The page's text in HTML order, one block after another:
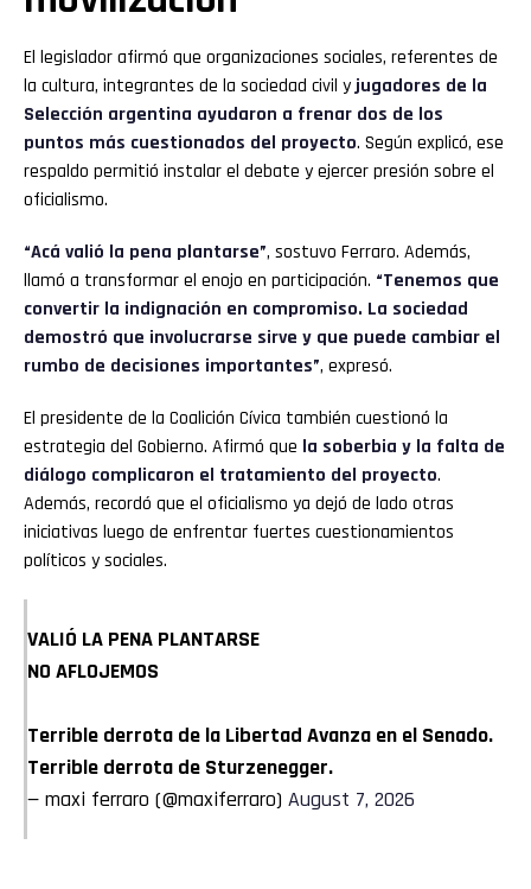
El legislador afirmó que organizaciones sociales, referentes de
la cultura, integrantes de la sociedad civil yjugadores de la
Selección argentina ayudaron a frenar dos de los
puntos más cuestionados del proyecto. Según explicó, ese
respaldo permitió instalar el debate y ejercer presión sobre el
oficialismo.
“Acá valió la pena plantarse”, sostuvo Ferraro. Además,
llamó a transformar el enojo en participación. “Tenemos que
convertir la indignación en compromiso. La sociedad
demostró que involucrarse sirve y que puede cambiar el
rumbo de decisiones importantes”, expresó.
El presidente de la Coalición Cívica también cuestionó la
estrategia del Gobierno. Afirmó que la soberbia y la falta de
diálogo complicaron el tratamiento del proyecto.
Además, recordó que el oficialismo ya dejó de lado otras
iniciativas luego de enfrentar fuertes cuestionamientos
políticos y sociales.
VALIÓ LA PENA PLANTARSE
NO AFLOJEMOS
Terrible derrota de la Libertad Avanza en el Senado.
Terrible derrota de Sturzenegger.
— maxi ferraro (@maxiferraro) August 7, 2026